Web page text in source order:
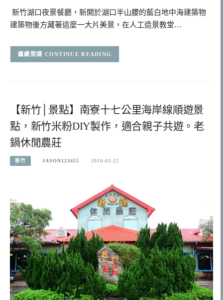
新竹湖口夜景餐廳，新開於湖口半山腰的藍白地中海建築物
建築物後方藏著這麼一大片美景，在人工造景教堂…
CONTINUE READING
【新竹│景點】南寮十七公里海岸線順遊景
點，新竹米粉DIY製作，適合親子共遊。老
鍋休閒農莊
新竹 JASON123455 2016-02-22